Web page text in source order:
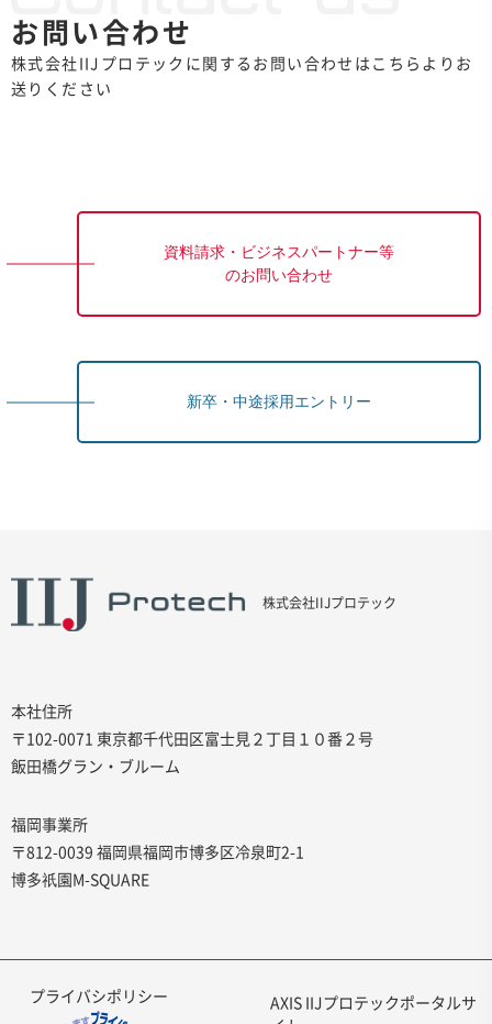
お問い合わせ
株式会社IIJプロテックに関するお問い合わせはこちらよりお
送りください
資料請求・ビジネスパートナー等
のお問い合わせ
新卒・中途採用エントリー
株式会社IIJプロテック
本社住所
〒102-0071 東京都千代田区富士見２丁目１０番２号
飯田橋グラン・ブルーム
福岡事業所
〒812-0039 福岡県福岡市博多区冷泉町2-1
博多祇園M-SQUARE
プライバシポリシー
AXIS IIJプロテックポータルサ